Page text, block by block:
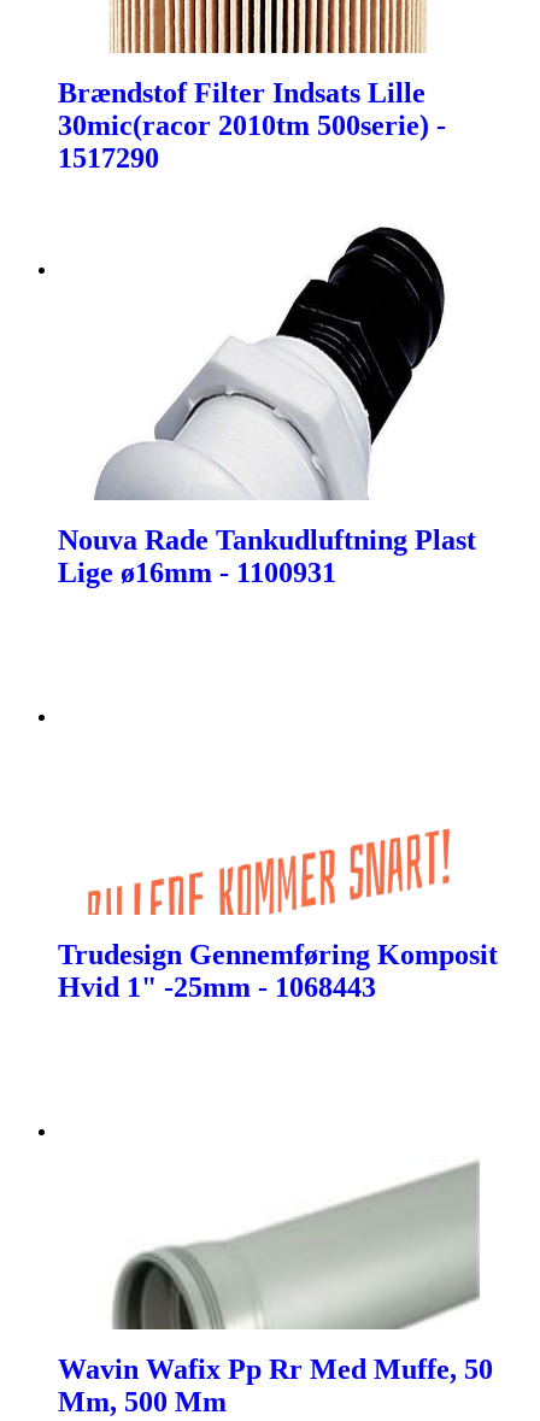
Brændstof Filter Indsats Lille
30mic(racor 2010tm 500serie) -
1517290
Nouva Rade Tankudluftning Plast
Lige ø16mm - 1100931
Trudesign Gennemføring Komposit
Hvid 1" -25mm - 1068443
Wavin Wafix Pp Rr Med Muffe, 50
Mm, 500 Mm